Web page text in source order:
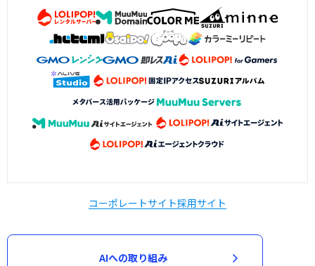
コーポレートサイト採用サイト
AIへの取り組み